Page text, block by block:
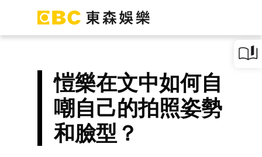
愷樂在文中如何自
嘲自己的拍照姿勢
和臉型？